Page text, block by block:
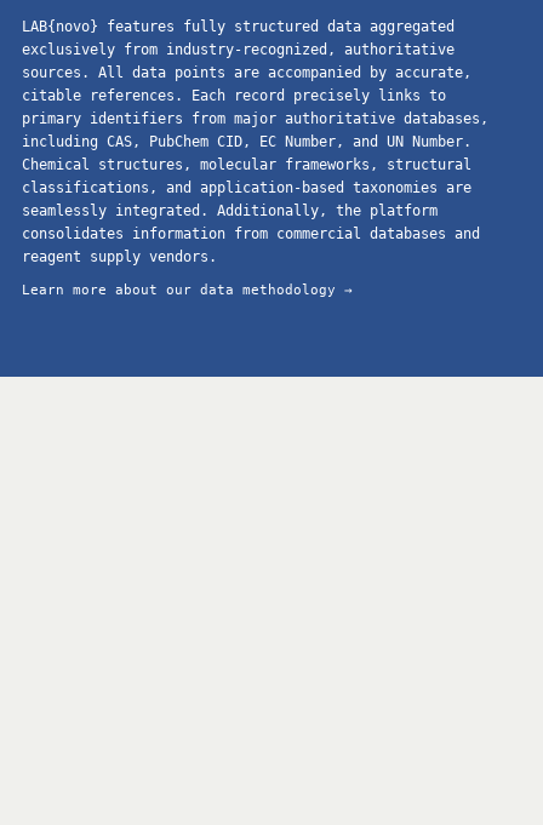
LAB{novo} features fully structured data aggregated
exclusively from industry-recognized, authoritative
sources. All data points are accompanied by accurate,
citable references. Each record precisely links to
primary identifiers from major authoritative databases,
including CAS, PubChem CID, EC Number, and UN Number.
Chemical structures, molecular frameworks, structural
classifications, and application-based taxonomies are
seamlessly integrated. Additionally, the platform
consolidates information from commercial databases and
reagent supply vendors.
Learn more about our data methodology →